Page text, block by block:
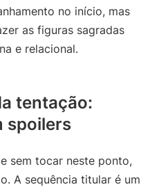
no início, mas
as figuras sagradas
e relacional.
tentação:
spoilers
sem tocar neste ponto,
A sequência titular é um